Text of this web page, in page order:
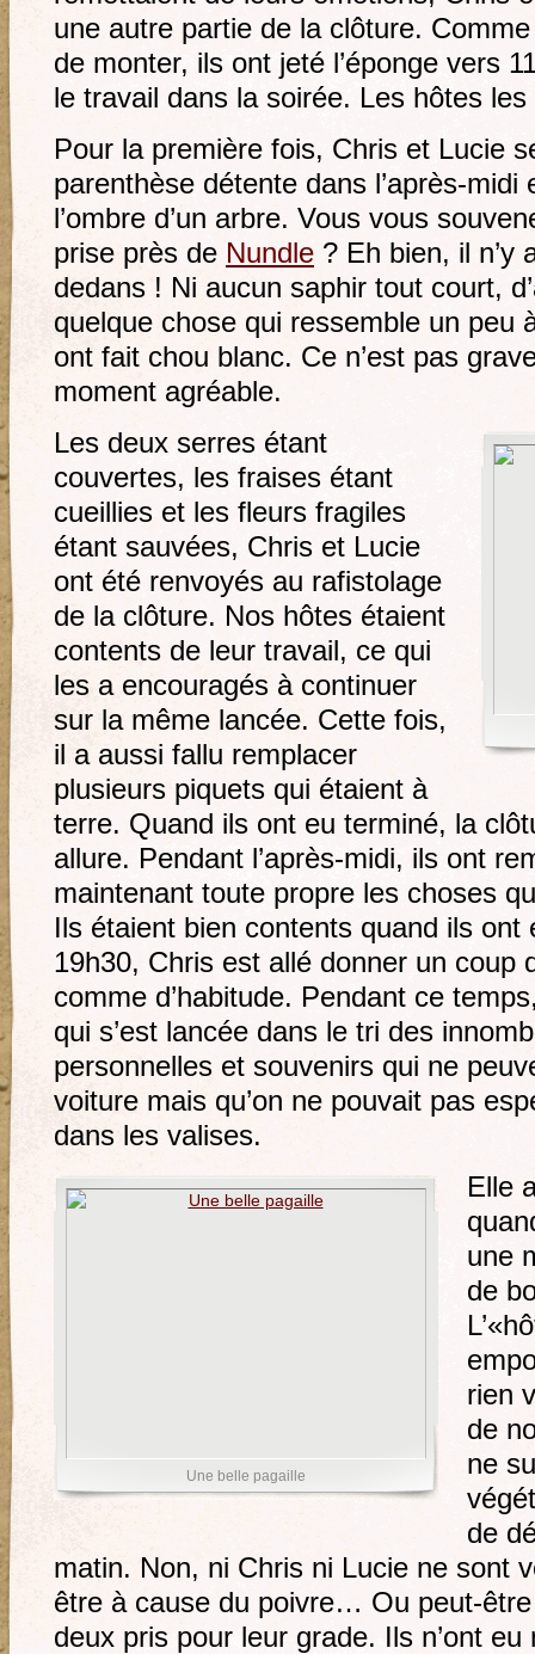
une autre partie de la clôture.
de monter, ils ont jeté l’éponge vers
le travail dans la soirée. Les hôtes
Pour la première fois, Chris et Lucie
parenthèse détente dans l’après-midi
l’ombre d’un arbre. Vous vous
prise près de Nundle ? Eh bien, il n’y
dedans ! Ni aucun saphir tout court,
quelque chose qui ressemble un
ont fait chou blanc. Ce n’est pas
moment agréable.
Les deux serres étant
couvertes, les fraises étant
cueillies et les fleurs fragiles
étant sauvées, Chris et Lucie
ont été renvoyés au rafistolage
de la clôture. Nos hôtes étaient
contents de leur travail, ce qui
les a encouragés à continuer
sur la même lancée. Cette fois,
il a aussi fallu remplacer
plusieurs piquets qui étaient à
terre. Quand ils ont eu terminé, la
allure. Pendant l’après-midi, ils ont
maintenant toute propre les choses
Ils étaient bien contents quand ils ont
19h30, Chris est allé donner un coup
comme d’habitude. Pendant ce
qui s’est lancée dans le tri des
personnelles et souvenirs qui ne
voiture mais qu’on ne pouvait pas
dans les valises.
Une belle pagaille
Elle
une
de
rien
de
ne
de
matin. Non, ni Chris ni Lucie ne sont
être à cause du poivre… Ou peut-
deux pris pour leur grade. Ils n’ont